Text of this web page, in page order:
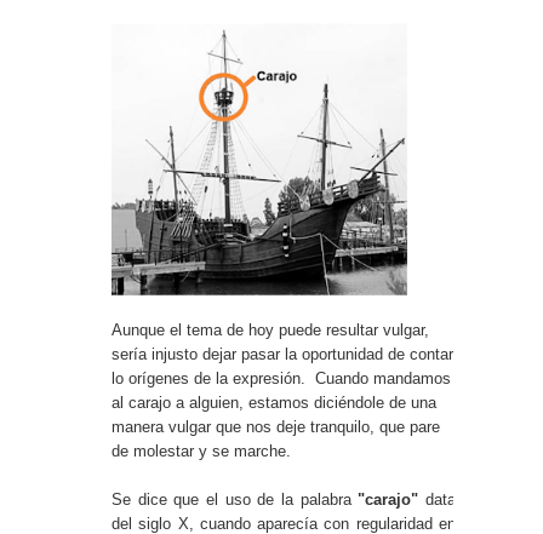
Aunque el tema de hoy puede resultar vulgar,
sería injusto dejar pasar la oportunidad de contar
lo orígenes de la expresión. Cuando mandamos
al carajo a alguien, estamos diciéndole de una
manera vulgar que nos deje tranquilo, que pare
de molestar y se marche.
Se dice que el uso de la palabra"carajo"data
del siglo X, cuando aparecía con regularidad en